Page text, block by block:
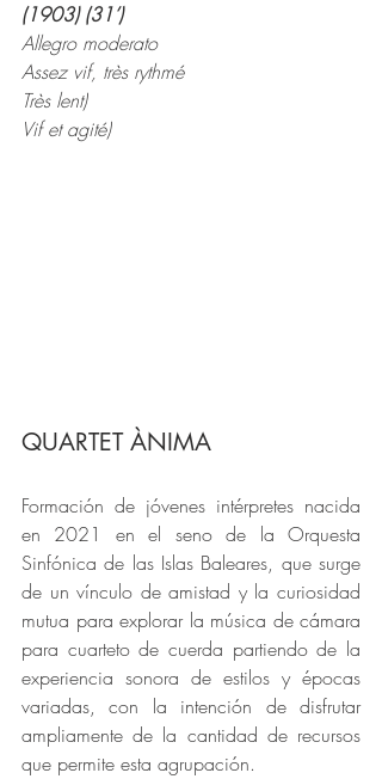
(1903) (31’)
Allegro moderato
Assez vif, très rythmé
Très lent)
Vif et agité)
QUARTET ÀNIMA
Formación de jóvenes intérpretes nacida
en 2021 en el seno de la Orquesta
Sinfónica de las Islas Baleares, que surge
de un vínculo de amistad y la curiosidad
mutua para explorar la música de cámara
para cuarteto de cuerda partiendo de la
experiencia sonora de estilos y épocas
variadas, con la intención de disfrutar
ampliamente de la cantidad de recursos
que permite esta agrupación.